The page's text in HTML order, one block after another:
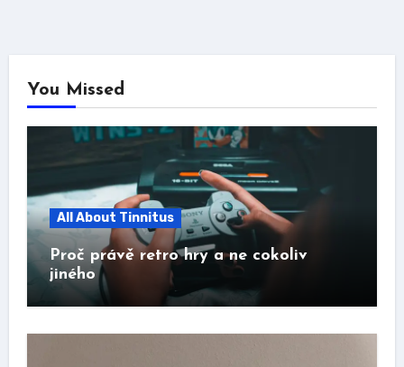
You Missed
All About Tinnitus
Proč právě retro hry a ne cokoliv
jiného